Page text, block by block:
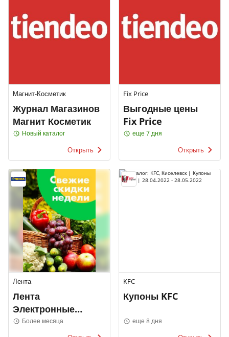
Магнит-Косметик
Журнал Магазинов
Магнит Косметик
Новый каталог
Открыть
Fix Price
Выгодные цены
Fix Price
еще 7 дня
Открыть
Лента
Лента
Электронные
каталоги
Более месяца
KFC
Купоны KFC
еще 8 дня